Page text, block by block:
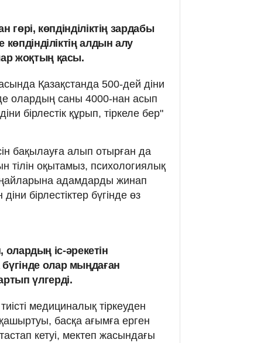
гөрі, көпдінділіктің зардабы
алдын алу
жоқтың қасы.
Қазақстанда 500-дей діни
олардың саны 4000-нан асып
бірлестік құрып, тіркеле бер"
бақылауға алып отырған да
оқытамыз, пси­хологиялық
адамдарды жинап
бірлестіктер бүгінде өз
олардың іс-әрекетін
олар мыңдаған
үлгерді.
меди­ци­налық тіркеуден
қашыртуы, басқа ағымға ер­ген
кетуі, мектеп жасындағы